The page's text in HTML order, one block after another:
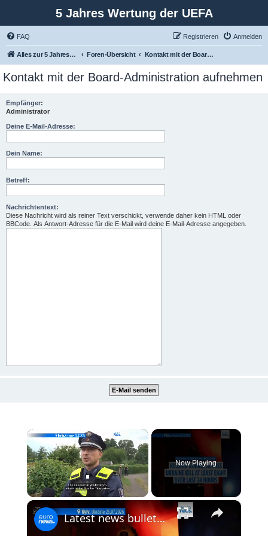
5 Jahres Wertung der UEFA
FAQ Anmelden
Registrieren
Alles zur 5 Jahreswertung / Tabelle der UEFA mit vielen Statistiken. Foren-Übersicht Kontakt mit der Board-Administration aufnehmen
Kontakt mit der Board-Administration aufnehmen
Empfänger:
Administrator
Deine E-Mail-Adresse:
Dein Name:
Betreff:
Nachrichtentext:
Diese Nachricht wird als reiner Text verschickt, verwende daher kein HTML oder
BBCode. Als Antwort-Adresse für die E-Mail wird deine E-Mail-Adresse angegeben.
×
Now Playing
×
Latest news bulletin | July 27th, 2026 – Morning